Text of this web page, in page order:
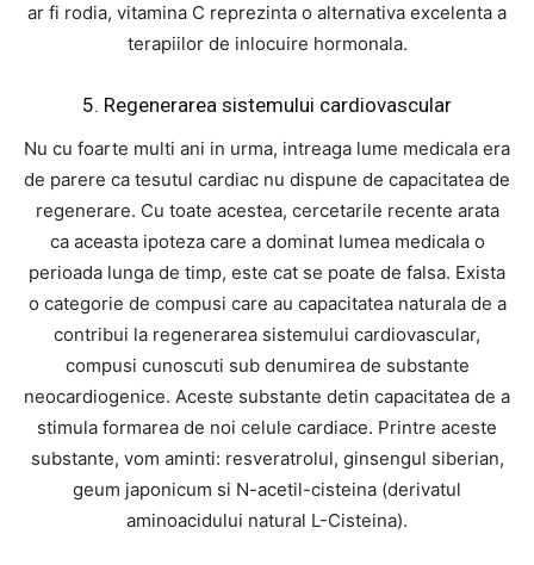
ar fi rodia, vitamina C reprezinta o alternativa excelenta a
terapiilor de inlocuire hormonala.
5. Regenerarea sistemului cardiovascular
Nu cu foarte multi ani in urma, intreaga lume medicala era
de parere ca tesutul cardiac nu dispune de capacitatea de
regenerare. Cu toate acestea, cercetarile recente arata
ca aceasta ipoteza care a dominat lumea medicala o
perioada lunga de timp, este cat se poate de falsa. Exista
o categorie de compusi care au capacitatea naturala de a
contribui la regenerarea sistemului cardiovascular,
compusi cunoscuti sub denumirea de substante
neocardiogenice. Aceste substante detin capacitatea de a
stimula formarea de noi celule cardiace. Printre aceste
substante, vom aminti: resveratrolul, ginsengul siberian,
geum japonicum si N-acetil-cisteina (derivatul
aminoacidului natural L-Cisteina).